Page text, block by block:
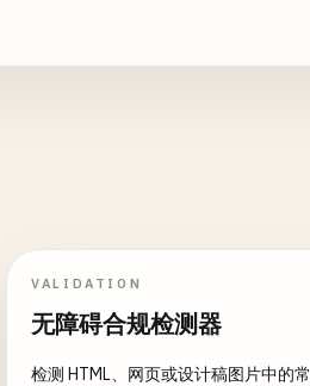
VALIDATION
无障碍合规检测器
检测 HTML、网页或设计稿图片中的